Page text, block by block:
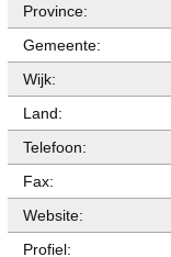
Province:
Gemeente:
Wijk:
Land:
Telefoon:
Fax:
Website:
Profiel: